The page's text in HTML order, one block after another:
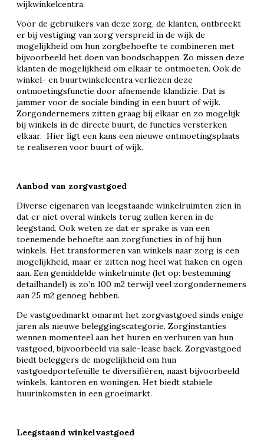
wijkwinkelcentra.
Voor de gebruikers van deze zorg, de klanten, ontbreekt
er bij vestiging van zorg verspreid in de wijk de
mogelijkheid om hun zorgbehoefte te combineren met
bijvoorbeeld het doen van boodschappen. Zo missen deze
klanten de mogelijkheid om elkaar te ontmoeten. Ook de
winkel- en buurtwinkelcentra verliezen deze
ontmoetingsfunctie door afnemende klandizie. Dat is
jammer voor de sociale binding in een buurt of wijk.
Zorgondernemers zitten graag bij elkaar en zo mogelijk
bij winkels in de directe buurt, de functies versterken
elkaar. Hier ligt een kans een nieuwe ontmoetingsplaats
te realiseren voor buurt of wijk.
Aanbod van zorgvastgoed
Diverse eigenaren van leegstaande winkelruimten zien in
dat er niet overal winkels terug zullen keren in de
leegstand. Ook weten ze dat er sprake is van een
toenemende behoefte aan zorgfuncties in of bij hun
winkels. Het transformeren van winkels naar zorg is een
mogelijkheid, maar er zitten nog heel wat haken en ogen
aan. Een gemiddelde winkelruimte (let op: bestemming
detailhandel) is zo’n 100 m2 terwijl veel zorgondernemers
aan 25 m2 genoeg hebben.
De vastgoedmarkt omarmt het zorgvastgoed sinds enige
jaren als nieuwe beleggingscategorie. Zorginstanties
wennen momenteel aan het huren en verhuren van hun
vastgoed, bijvoorbeeld via sale-lease back. Zorgvastgoed
biedt beleggers de mogelijkheid om hun
vastgoedportefeuille te diversifiëren, naast bijvoorbeeld
winkels, kantoren en woningen. Het biedt stabiele
huurinkomsten in een groeimarkt.
Leegstaand winkelvastgoed